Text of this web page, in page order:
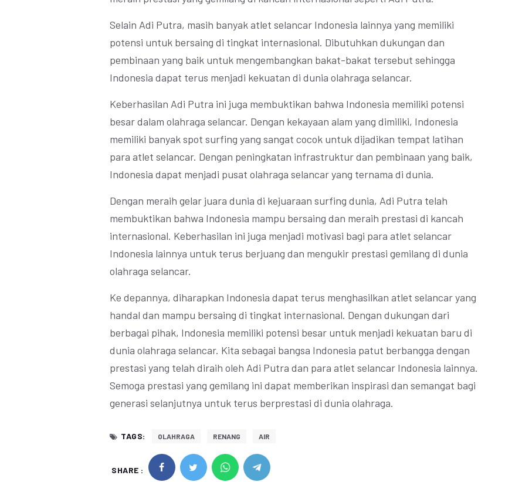
Selain Adi Putra, masih banyak atlet selancar Indonesia lainnya yang memiliki
potensi untuk bersaing di tingkat internasional. Dibutuhkan dukungan dan
pembinaan yang baik untuk mengembangkan bakat-bakat tersebut sehingga
Indonesia dapat terus menjadi kekuatan di dunia olahraga selancar.
Keberhasilan Adi Putra ini juga membuktikan bahwa Indonesia memiliki potensi
besar dalam olahraga selancar. Dengan kekayaan alam yang dimiliki, Indonesia
memiliki banyak spot surfing yang sangat cocok untuk dijadikan tempat latihan
para atlet selancar. Dengan peningkatan infrastruktur dan pembinaan yang baik,
Indonesia dapat menjadi pusat olahraga selancar yang ternama di dunia.
Dengan meraih gelar juara dunia di kejuaraan surfing dunia, Adi Putra telah
membuktikan bahwa Indonesia mampu bersaing dan meraih prestasi di kancah
internasional. Keberhasilan ini juga menjadi motivasi bagi para atlet selancar
Indonesia lainnya untuk terus berjuang dan mengukir prestasi gemilang di dunia
olahraga selancar.
Ke depannya, diharapkan Indonesia dapat terus menghasilkan atlet selancar yang
handal dan mampu bersaing di tingkat internasional. Dengan dukungan dari
berbagai pihak, Indonesia memiliki potensi besar untuk menjadi kekuatan baru di
dunia olahraga selancar. Kita sebagai bangsa Indonesia patut berbangga dengan
prestasi yang telah diraih oleh Adi Putra dan para atlet selancar Indonesia lainnya.
Semoga prestasi yang gemilang ini dapat memberikan inspirasi dan semangat bagi
generasi selanjutnya untuk terus berprestasi di dunia olahraga.
TAGS: OLAHRAGA RENANG AIR
SHARE :